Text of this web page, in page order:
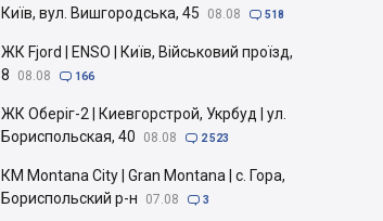
Київ, вул. Вишгородська, 45
08.08  518
ЖК Fjord | ENSO | Київ, Військовий проїзд,
8
08.08  166
ЖК Оберіг-2 | Киевгорстрой, Укрбуд | ул.
Бориспольская, 40
08.08  2 523
КМ Montana City | Gran Montana | с. Гора,
Бориспольский р-н
07.08  3